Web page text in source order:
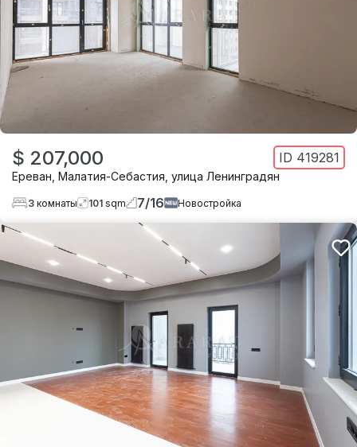
$ 207,000 ID 419281
Ереван Малатия-Себастия улица Ленинградян
3 комнаты 101 sqm 7/16 Новостройка